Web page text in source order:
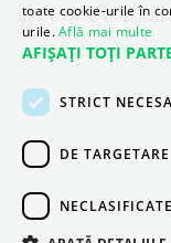
Contact
Despre Autonom
toate cookie-urile în
urile.Află mai multe
AFIȘAȚI TOȚI
STRICT
DE TARGETARE
NECLASIFICATE